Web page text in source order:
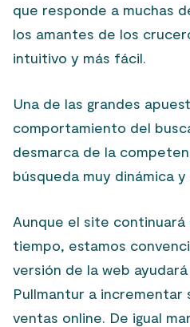
que responde a muchas
los amantes de los
intuitivo y más fácil.
Una de las grandes
comportamiento del
desmarca de la
búsqueda muy dinámica y
Aunque el site
tiempo, estamos
versión de la web
Pullmantur a incrementar
ventas online. De igual